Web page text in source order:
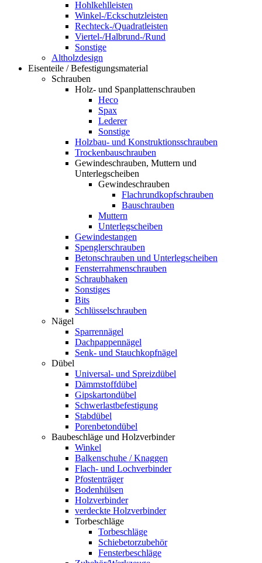
Hohlkehlleisten
Winkel-/Eckschutzleisten
Rechteck-/Quadratleisten
Viertel-/Halbrund-/Rund
Sonstige
Altholzdesign
Eisenteile / Befestigungsmaterial
Schrauben
Holz- und Spanplattenschrauben
Heco
Spax
Lederer
Sonstige
Holzbau- und Konstruktionsschrauben
Trockenbauschrauben
Gewindeschrauben, Muttern und
Unterlegscheiben
Gewindeschrauben
Flachrundkopfschrauben
Bauschrauben
Muttern
Unterlegscheiben
Gewindestangen
Spenglerschrauben
Betonschrauben und Unterlegscheiben
Fensterrahmenschrauben
Schraubhaken
Sonstiges
Bits
Schlüsselschrauben
Nägel
Sparrennägel
Dachpappennägel
Senk- und Stauchkopfnägel
Dübel
Universal- und Spreizdübel
Dämmstoffdübel
Gipskartondübel
Schwerlastbefestigung
Stabdübel
Porenbetondübel
Baubeschläge und Holzverbinder
Winkel
Balkenschuhe / Knaggen
Flach- und Lochverbinder
Pfostenträger
Bodenhülsen
Holzverbinder
verdeckte Holzverbinder
Torbeschläge
Torbeschläge
Schiebetorzubehör
Fensterbeschläge